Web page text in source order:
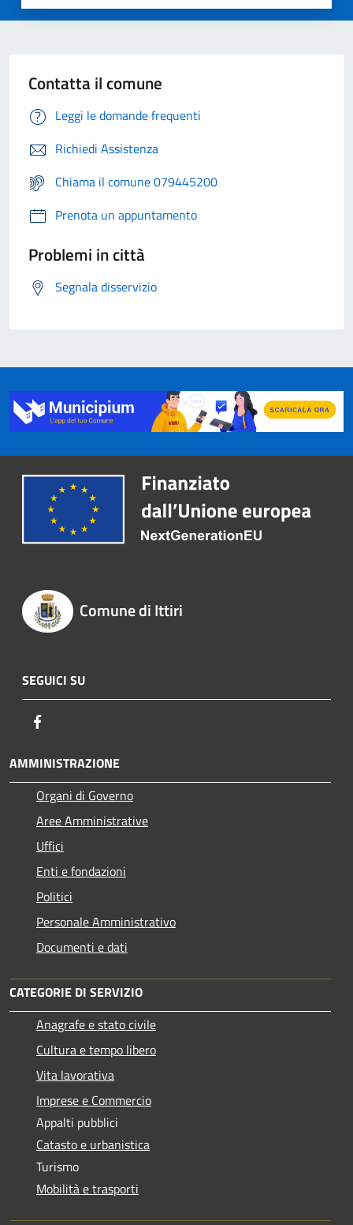
Contatta il comune
Leggi le domande frequenti
Richiedi Assistenza
Chiama il comune 079445200
Prenota un appuntamento
Problemi in città
Segnala disservizio
Comune di Ittiri
SEGUICI SU
AMMINISTRAZIONE
Organi di Governo
Aree Amministrative
Uffici
Enti e fondazioni
Politici
Personale Amministrativo
Documenti e dati
CATEGORIE DI SERVIZIO
Anagrafe e stato civile
Cultura e tempo libero
Vita lavorativa
Imprese e Commercio
Appalti pubblici
Catasto e urbanistica
Turismo
Mobilità e trasporti